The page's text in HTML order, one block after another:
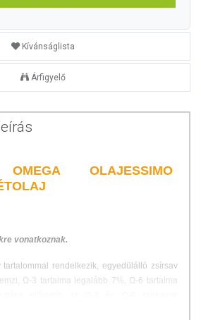
Kívánságlista
Árfigyelő
OLAJESSIMO
vonatkoznak.
tartalommal rendelkezik, egyedülálló zsírsav
Ω-3 tartalma legalább 7%, Ω-6 tartalma
kiemelkedően magas az olajsav